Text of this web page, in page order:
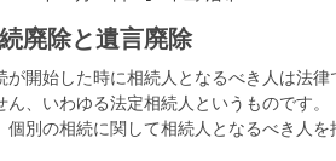
廃除と遺言廃除
が開始した時に相続人となるべき人は法
ん、いわゆる法定相続人というものです
個別の相続に関して相続人となるべき人を